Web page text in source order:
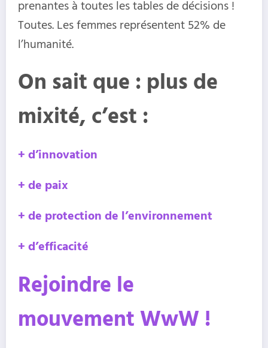
prenantes à toutes les tables de décisions !
Toutes. Les femmes représentent 52% de
l’humanité.
On sait que : plus de
mixité, c’est :
+ d’innovation
+ de paix
+ de protection de l’environnement
+ d’efficacité
Rejoindre le
mouvement WwW !